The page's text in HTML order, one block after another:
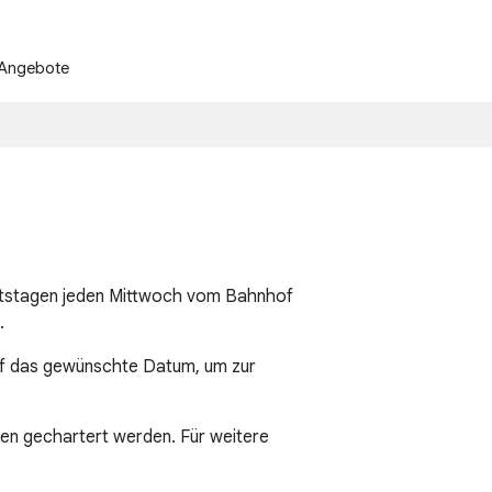
jeden Mittwoch vom Bahnhof
das gewünschte Datum, um zur
gechartert werden. Für weitere